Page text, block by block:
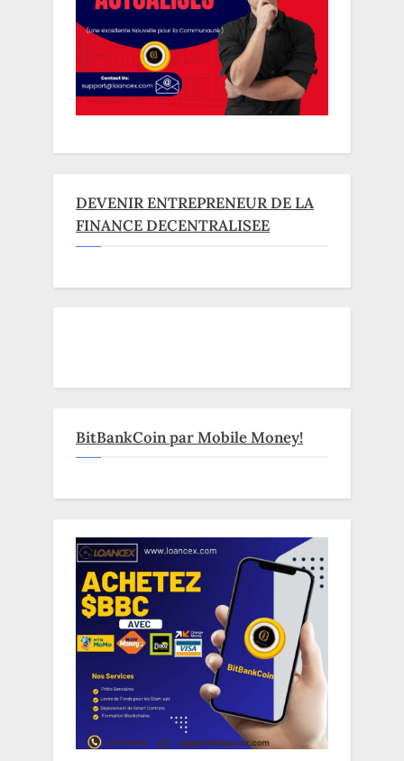
DEVENIR ENTREPRENEUR DE LA
FINANCE DECENTRALISEE
BitBankCoin par Mobile Money!